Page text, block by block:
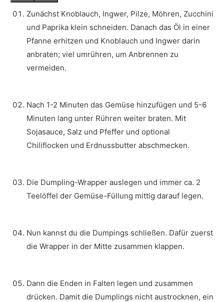
Zunächst Knoblauch, Ingwer, Pilze, Möhren, Zucchini
und Paprika klein schneiden. Danach das Öl in einer
Pfanne erhitzen und Knoblauch und Ingwer darin
anbraten; viel umrühren, um Anbrennen zu
vermeiden.
Nach 1-2 Minuten das Gemüse hinzufügen und 5-6
Minuten lang unter Rühren weiter braten. Mit
Sojasauce, Salz und Pfeffer und optional
Chiliflocken und Erdnussbutter abschmecken.
Die Dumpling-Wrapper auslegen und immer ca. 2
Teelöffel der Gemüse-Füllung mittig darauf legen.
Nun kannst du die Dumpings schließen. Dafür zuerst
die Wrapper in der Mitte zusammen klappen.
Dann die Enden in Falten legen und zusammen
drücken. Damit die Dumplings nicht austrocknen, ein